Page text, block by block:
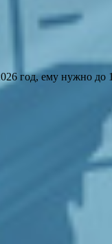
год, ему нужно до